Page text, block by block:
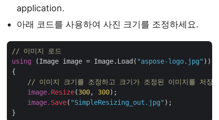
application.
아래 코드를 사용하여 사진 크기를 조정하세요.
// 이미지 로드
using (Image image = Image.Load( "aspose-logo.jpg" ))
{
// 이미지 크기를 조정하고 크기가 조정된 이미지를 저장
image.Resize(300, 300);
image.Save( "SimpleResizing_out.jpg" );